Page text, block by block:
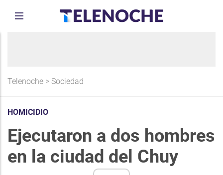
Telenoche > Sociedad
HOMICIDIO
Ejecutaron a dos hombres
en la ciudad del Chuy